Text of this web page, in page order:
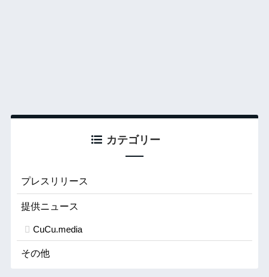
カテゴリー
プレスリリース
提供ニュース
CuCu.media
その他